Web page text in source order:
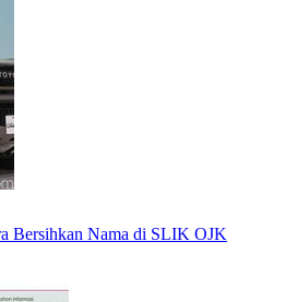
Bersihkan Nama di SLIK OJK